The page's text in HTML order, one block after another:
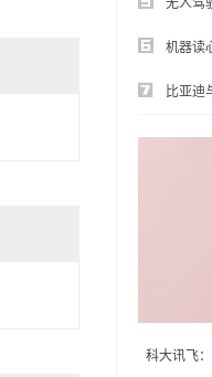
机器读